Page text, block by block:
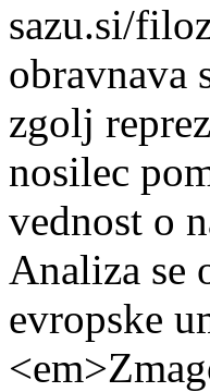
sazu.si/
obravnava
zgolj
nosilec
vednost o
Analiza se
evropske